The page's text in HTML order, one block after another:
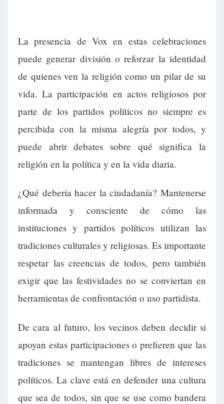
La presencia de Vox en estas celebraciones
puede generar división o reforzar la identidad
de quienes ven la religión como un pilar de su
vida. La participación en actos religiosos por
parte de los partidos políticos no siempre es
percibida con la misma alegría por todos, y
puede abrir debates sobre qué significa la
religión en la política y en la vida diaria.
¿Qué debería hacer la ciudadanía? Mantenerse
informada y consciente de cómo las
instituciones y partidos políticos utilizan las
tradiciones culturales y religiosas. Es importante
respetar las creencias de todos, pero también
exigir que las festividades no se conviertan en
herramientas de confrontación o uso partidista.
De cara al futuro, los vecinos deben decidir si
apoyan estas participaciones o prefieren que las
tradiciones se mantengan libres de intereses
políticos. La clave está en defender una cultura
que sea de todos, sin que se use como bandera